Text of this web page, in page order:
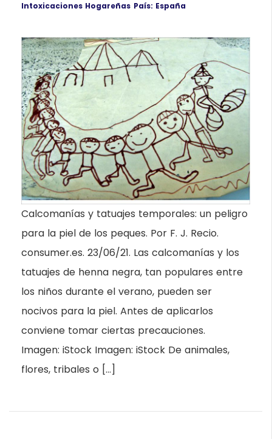
Intoxicaciones Hogareñas País: España
Calcomanías y tatuajes temporales: un peligro
para la piel de los peques. Por F. J. Recio.
consumer.es. 23/06/21. Las calcomanías y los
tatuajes de henna negra, tan populares entre
los niños durante el verano, pueden ser
nocivos para la piel. Antes de aplicarlos
conviene tomar ciertas precauciones.
Imagen: iStock Imagen: iStock De animales,
flores, tribales o […]